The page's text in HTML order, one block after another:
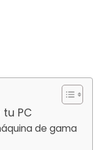
PC
de gama